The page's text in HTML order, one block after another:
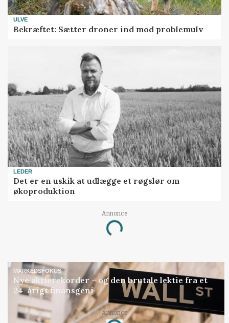
ULVE
Bekræftet: Sætter droner ind mod problemulv
LEDER
Det er en uskik at udlægge et røgslør om
økoproduktion
Annonce
Loading...
MARKEDSFOKUS
Nye aktierekorder – og den brutale lektie fra et
24-årigt finansgeni
Annonce